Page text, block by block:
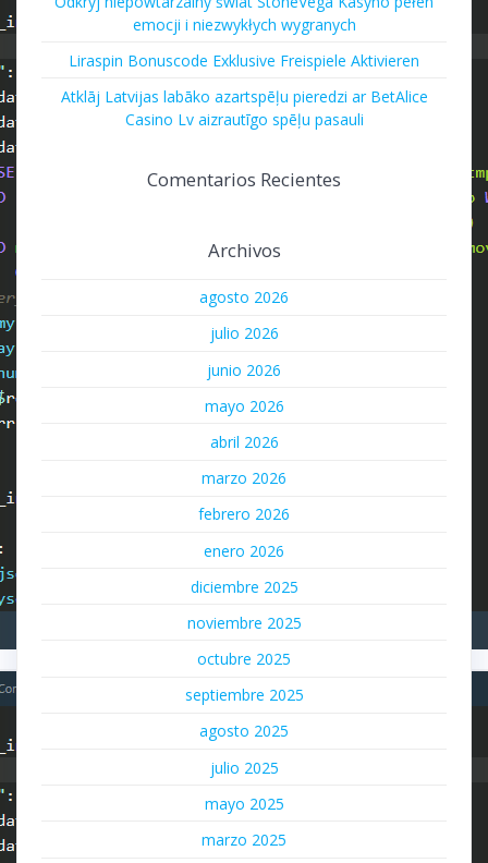
emocji i niezwykłych wygranych
Liraspin Bonuscode Exklusive Freispiele Aktivieren
Atklāj Latvijas labāko azartspēļu pieredzi ar BetAlice
Casino Lv aizrautīgo spēļu pasauli
Comentarios Recientes
Archivos
agosto 2026
julio 2026
junio 2026
mayo 2026
abril 2026
marzo 2026
febrero 2026
enero 2026
diciembre 2025
noviembre 2025
octubre 2025
septiembre 2025
agosto 2025
julio 2025
mayo 2025
marzo 2025